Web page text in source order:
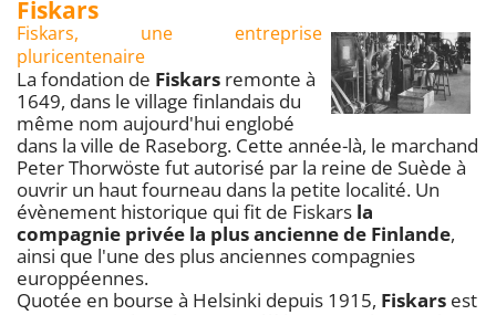
Fiskars
Fiskars, une entreprise
pluricentenaire
La fondation de Fiskars remonte à
1649, dans le village finlandais du
même nom aujourd'hui englobé
dans la ville de Raseborg. Cette année-là, le marchand
Peter Thorwöste fut autorisé par la reine de Suède à
ouvrir un haut fourneau dans la petite localité. Un
évènement historique qui fit de Fiskars la
compagnie privée la plus ancienne de Finlande,
ainsi que l'une des plus anciennes compagnies
europpéennes.
Quotée en bourse à Helsinki depuis 1915, Fiskars est